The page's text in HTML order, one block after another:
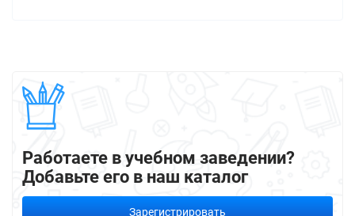
Работаете в учебном заведении?
Добавьте его в наш каталог
Зарегистрировать